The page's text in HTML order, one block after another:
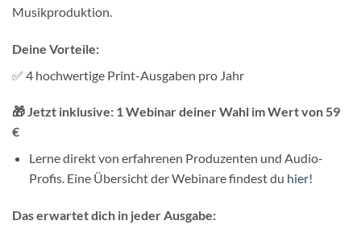
Musikproduktion.
Deine Vorteile:
✅ 4 hochwertige Print-Ausgaben pro Jahr
🎁 Jetzt inklusive: 1 Webinar deiner Wahl im Wert von 59
€
Lerne direkt von erfahrenen Produzenten und Audio-
Profis. Eine Übersicht der Webinare findest du hier!
Das erwartet dich in jeder Ausgabe: